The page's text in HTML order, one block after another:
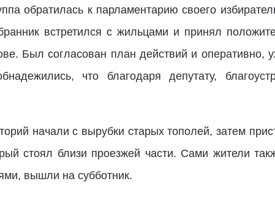
обратилась к парламентарию своего
встретился с жильцами и принял
Был согласован план действий и оперативно,
что благодаря депутату,
начали с вырубки старых тополей, затем
стоял близи проезжей части. Сами жители
вышли на субботник.